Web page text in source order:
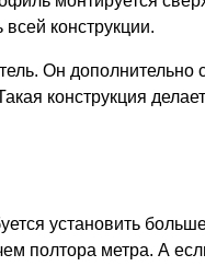
всей конструкции.
Он дополнительно
конструкция
установить
полтора метра. А